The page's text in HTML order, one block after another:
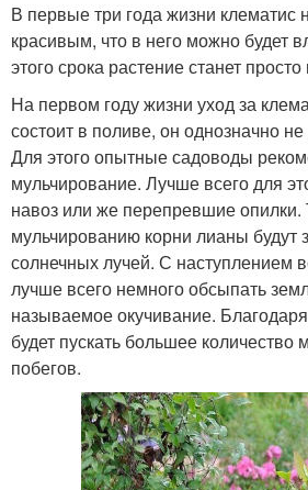
В первые три года жизни клематис
красивым, что в него можно будет
этого срока растение станет
На первом году жизни уход за
состоит в поливе, он однозначно
Для этого опытные садоводы
мульчирование. Лучше всего для
навоз или же перепревшие опилки.
мульчированию корни лианы
солнечных лучей. С наступлением
лучше всего немного обсыпать
называемое окучивание.
будет пускать большее
побегов.